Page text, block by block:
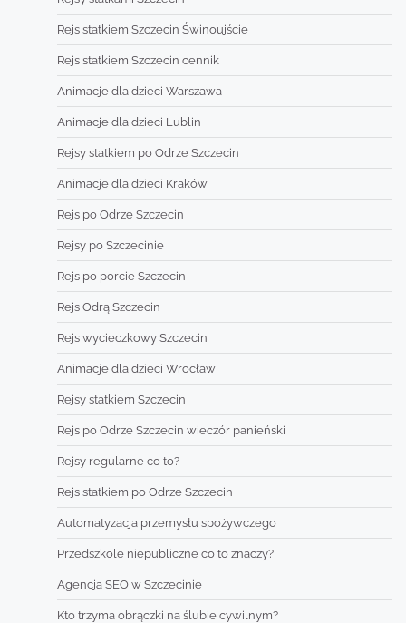
Rejs statkiem Szczecin Świnoujście
Rejs statkiem Szczecin cennik
Animacje dla dzieci Warszawa
Animacje dla dzieci Lublin
Rejsy statkiem po Odrze Szczecin
Animacje dla dzieci Kraków
Rejs po Odrze Szczecin
Rejsy po Szczecinie
Rejs po porcie Szczecin
Rejs Odrą Szczecin
Rejs wycieczkowy Szczecin
Animacje dla dzieci Wrocław
Rejsy statkiem Szczecin
Rejs po Odrze Szczecin wieczór panieński
Rejsy regularne co to?
Rejs statkiem po Odrze Szczecin
Automatyzacja przemysłu spożywczego
Przedszkole niepubliczne co to znaczy?
Agencja SEO w Szczecinie
Kto trzyma obrączki na ślubie cywilnym?